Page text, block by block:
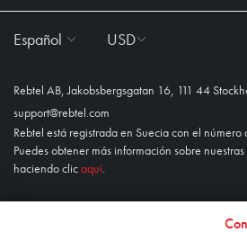
Español USD
Rebtel AB, Jakobsbergsgatan 16, 111 44
support@rebtel.com
Rebtel está registrada en Suecia con el
Puedes obtener más información sobre
haciendo clic aquí.